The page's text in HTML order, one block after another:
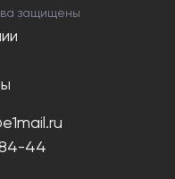
защищены
44